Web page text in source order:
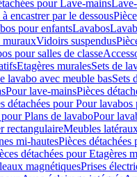
pour Lave-mains
encastrer par le dessous
pour enfantsLavabos
murauxVidoirs suspendus
pour salles de classe
Etagères muralesSets de
lavabo avec meuble basSets
Pour lave-mainsPièces
détachées pour Pour
Plans de lavaboPour
rectangulaireMeubles
mi-hautesPièces
détachées pour Etagères
magnétiquesPrises